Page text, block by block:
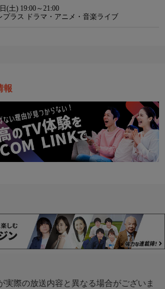
(土) 19:00～21:00
プラス ドラマ・アニメ・音楽ライブ
報
実際の放送内容と異なる場合がございま